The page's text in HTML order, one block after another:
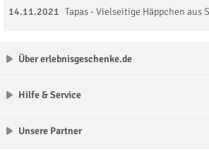
14.11.2021 Tapas - Vielseitige Häppchen aus
Über erlebnisgeschenke.de
Hilfe & Service
Unsere Partner